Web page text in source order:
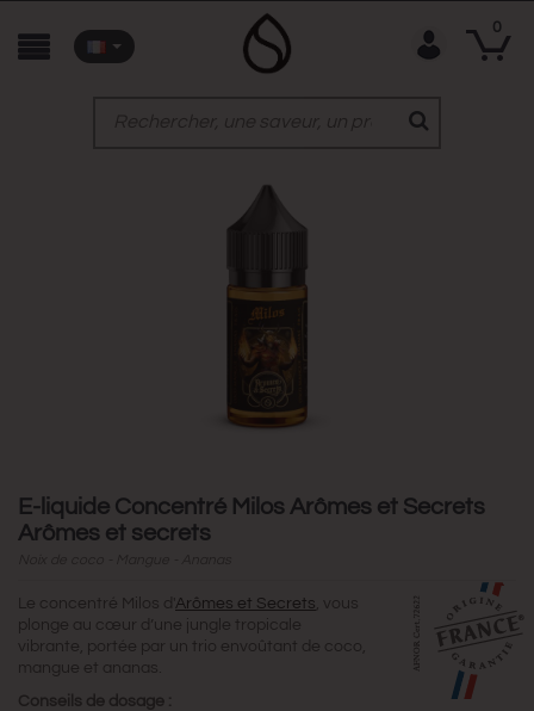
0
E-liquide Concentré Milos Arômes et Secrets
Arômes et secrets
Le concentré Milos d' Arômes et Secrets , vous
plonge au cœur d’une jungle tropicale
vibrante, portée par un trio envoûtant de coco,
mangue et ananas.
Conseils de dosage :